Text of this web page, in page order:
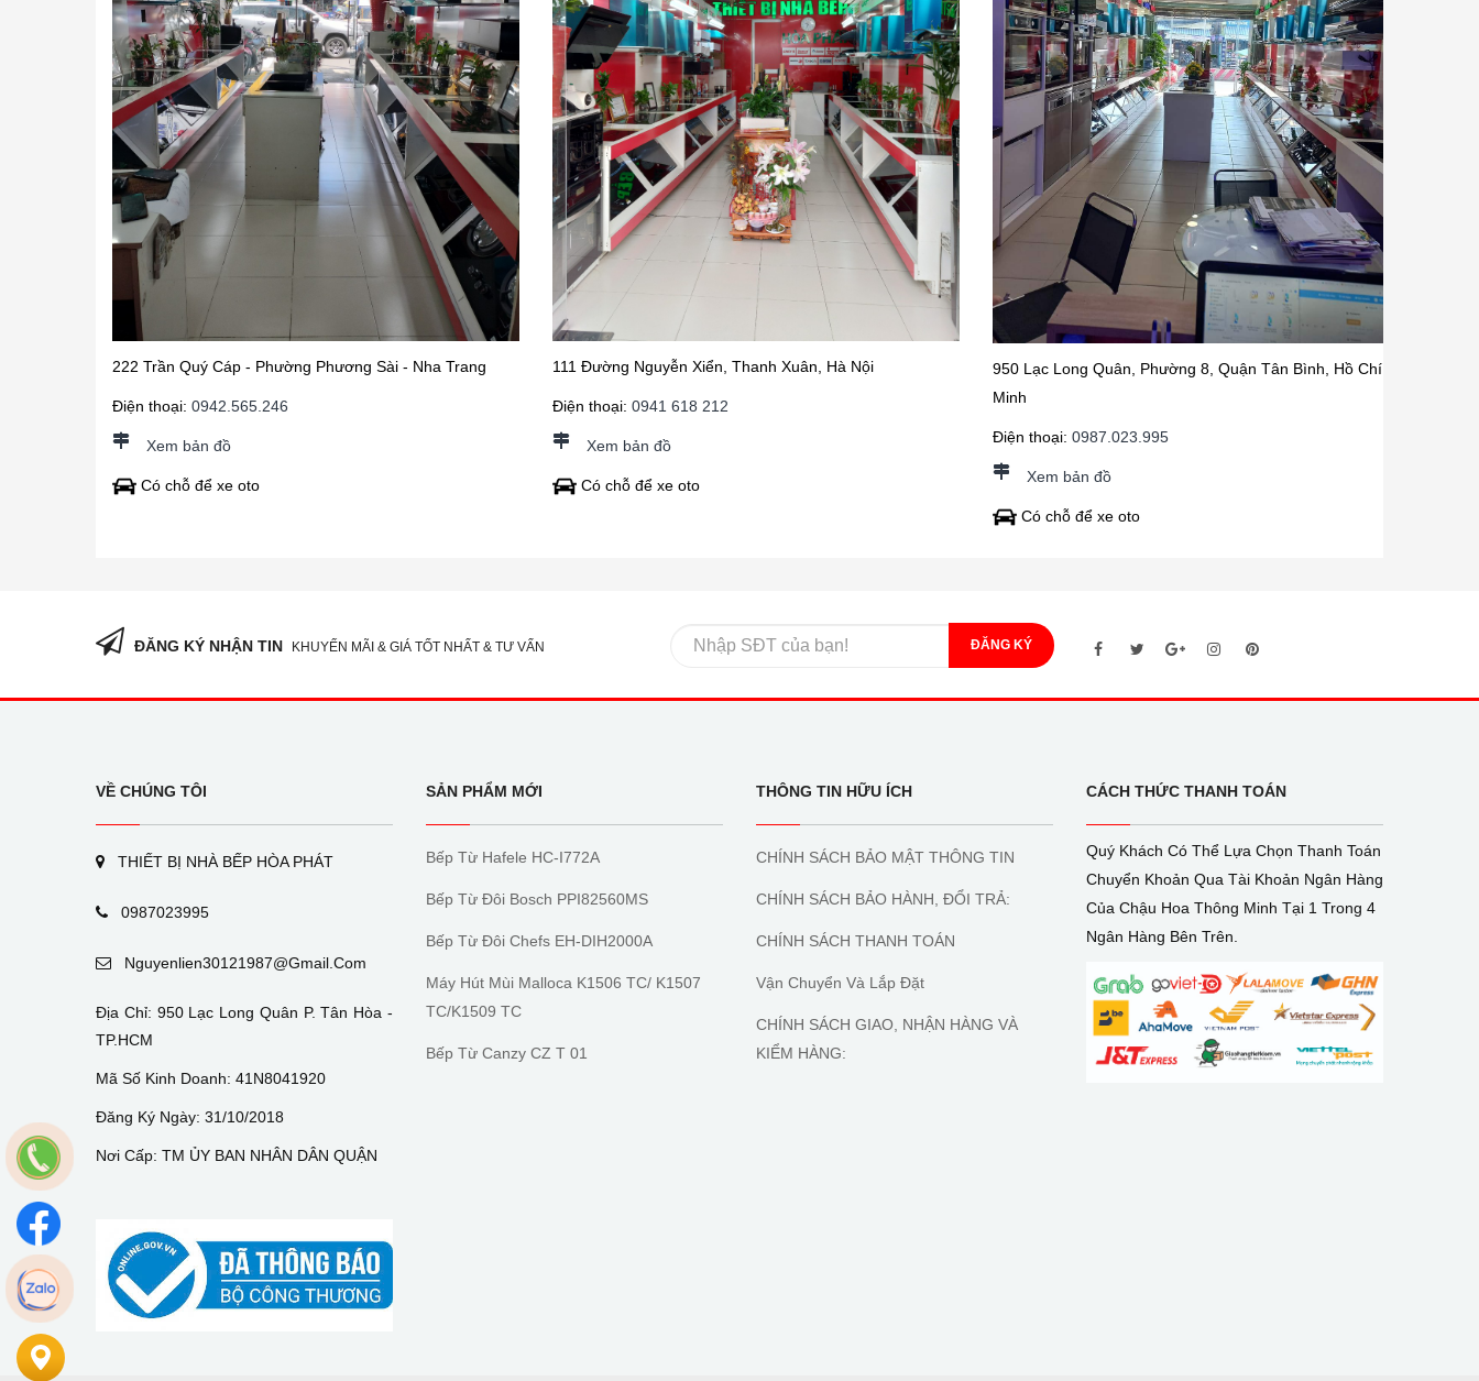
222 Trần Quý Cáp - Phường Phương Sài - Nha Trang
Điện thoại: 0942.565.246
Xem bản đồ
Có chỗ để xe oto
111 Đường Nguyễn Xiển, Thanh Xuân, Hà Nội
Điện thoại: 0941 618 212
Xem bản đồ
Có chỗ để xe oto
950 Lạc Long Quân, Phường 8, Quận Tân Bình, Hồ Chí
Minh
Điện thoại: 0987.023.995
Xem bản đồ
Có chỗ để xe oto
ĐĂNG KÝ NHẬN TIN KHUYẾN MÃI & GIÁ TỐT NHẤT & TƯ VẤN ĐĂNG KÝ
VỀ CHÚNG TÔI
THIẾT BỊ NHÀ BẾP HÒA PHÁT
0987023995
Nguyenlien30121987@gmail.com
Địa Chỉ: 950 Lạc Long Quân P. Tân Hòa -
TP.HCM
Mã Số Kinh Doanh: 41N8041920
Đăng Ký Ngày: 31/10/2018
Nơi Cấp: TM ỦY BAN NHÂN DÂN QUẬN
SẢN PHẨM MỚI
Bếp Từ Hafele HC-I772A
Bếp Từ Đôi Bosch PPI82560MS
Bếp Từ Đôi Chefs EH-DIH2000A
Máy Hút Mùi Malloca K1506 TC/ K1507
TC/K1509 TC
Bếp Từ Canzy CZ T 01
THÔNG TIN HỮU ÍCH
CHÍNH SÁCH BẢO MẬT THÔNG TIN
CHÍNH SÁCH BẢO HÀNH, ĐỔI TRẢ:
CHÍNH SÁCH THANH TOÁN
Vận Chuyển Và Lắp Đặt
CHÍNH SÁCH GIAO, NHẬN HÀNG VÀ
KIỂM HÀNG:
CÁCH THỨC THANH TOÁN
Quý Khách Có Thể Lựa Chọn Thanh Toán
Chuyển Khoản Qua Tài Khoản Ngân Hàng
Của Chậu Hoa Thông Minh Tại 1 Trong 4
Ngân Hàng Bên Trên.